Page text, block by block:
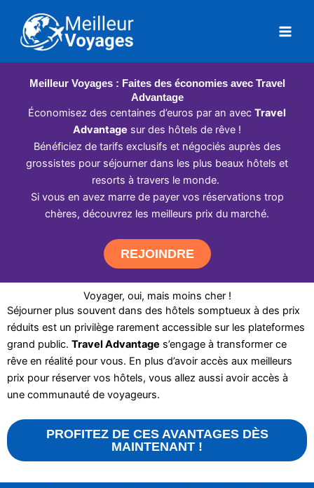
contenu
Meilleur Voyages : Faites des économies avec Travel
Advantage
Économisez des centaines d’euros par an avec Travel
Advantage sur des hôtels de rêve !
Bénéficiez de tarifs exclusifs et négociés auprès des
grossistes pour séjourner dans les plus beaux hôtels et
resorts à travers le monde.
Si vous en avez marre de payer vos réservations trop
chères, découvrez les meilleurs prix du marché.
REJOINDRE
Voyager, oui, mais moins cher !
Séjourner plus souvent dans des hôtels somptueux à des prix
réduits est un privilège rarement accessible sur les plateformes
grand public. Travel Advantage s’engage à transformer ce
rêve en réalité pour vous. En plus d’avoir accès aux meilleurs
prix pour réserver vos hôtels, vous allez aussi avoir accès à
une communauté de voyageurs.
PROFITEZ DE CES AVANTAGES DÈS
MAINTENANT !